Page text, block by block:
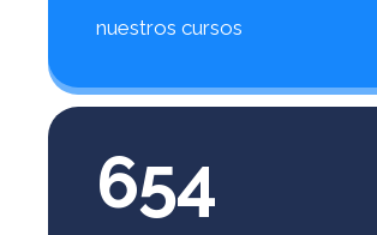
nuestros cursos
654